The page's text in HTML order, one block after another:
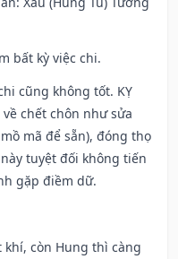
bất kỳ việc chi.
cũng không tốt. KỴ
về chết chôn như sửa
mã để sẵn), đóng thọ
tuyệt đối không tiến
gặp điềm dữ.
khí, còn Hung thì càng